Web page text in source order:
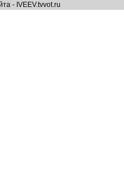
- IVEEV.tvvot.ru